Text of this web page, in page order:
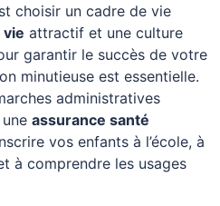
choisir un cadre de vie
vie attractif et une culture
garantir le succès de votre
minutieuse est essentielle.
administratives
assurance santé
vos enfants à l’école, à
à comprendre les usages